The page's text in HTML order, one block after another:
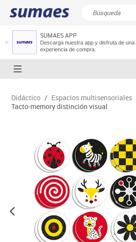
SUMAES APP
Descarga nuestra app y disfruta de una
experiencia de compra.
Resultados de
Didáctico / Espacios multisensoriales
Tacto-memory distinción visual